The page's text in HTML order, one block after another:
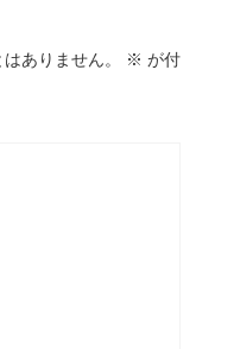
ありません。 ※ が付